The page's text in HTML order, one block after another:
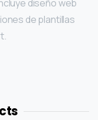
diseño web
de plantillas